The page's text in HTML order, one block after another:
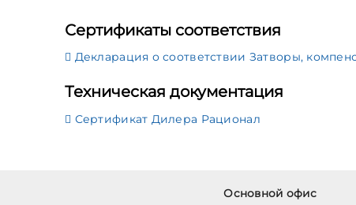
Сертификаты соответствия
Декларация о соответствии Затворы,
Техническая документация
Сертификат Дилера Рационал
Основной офис